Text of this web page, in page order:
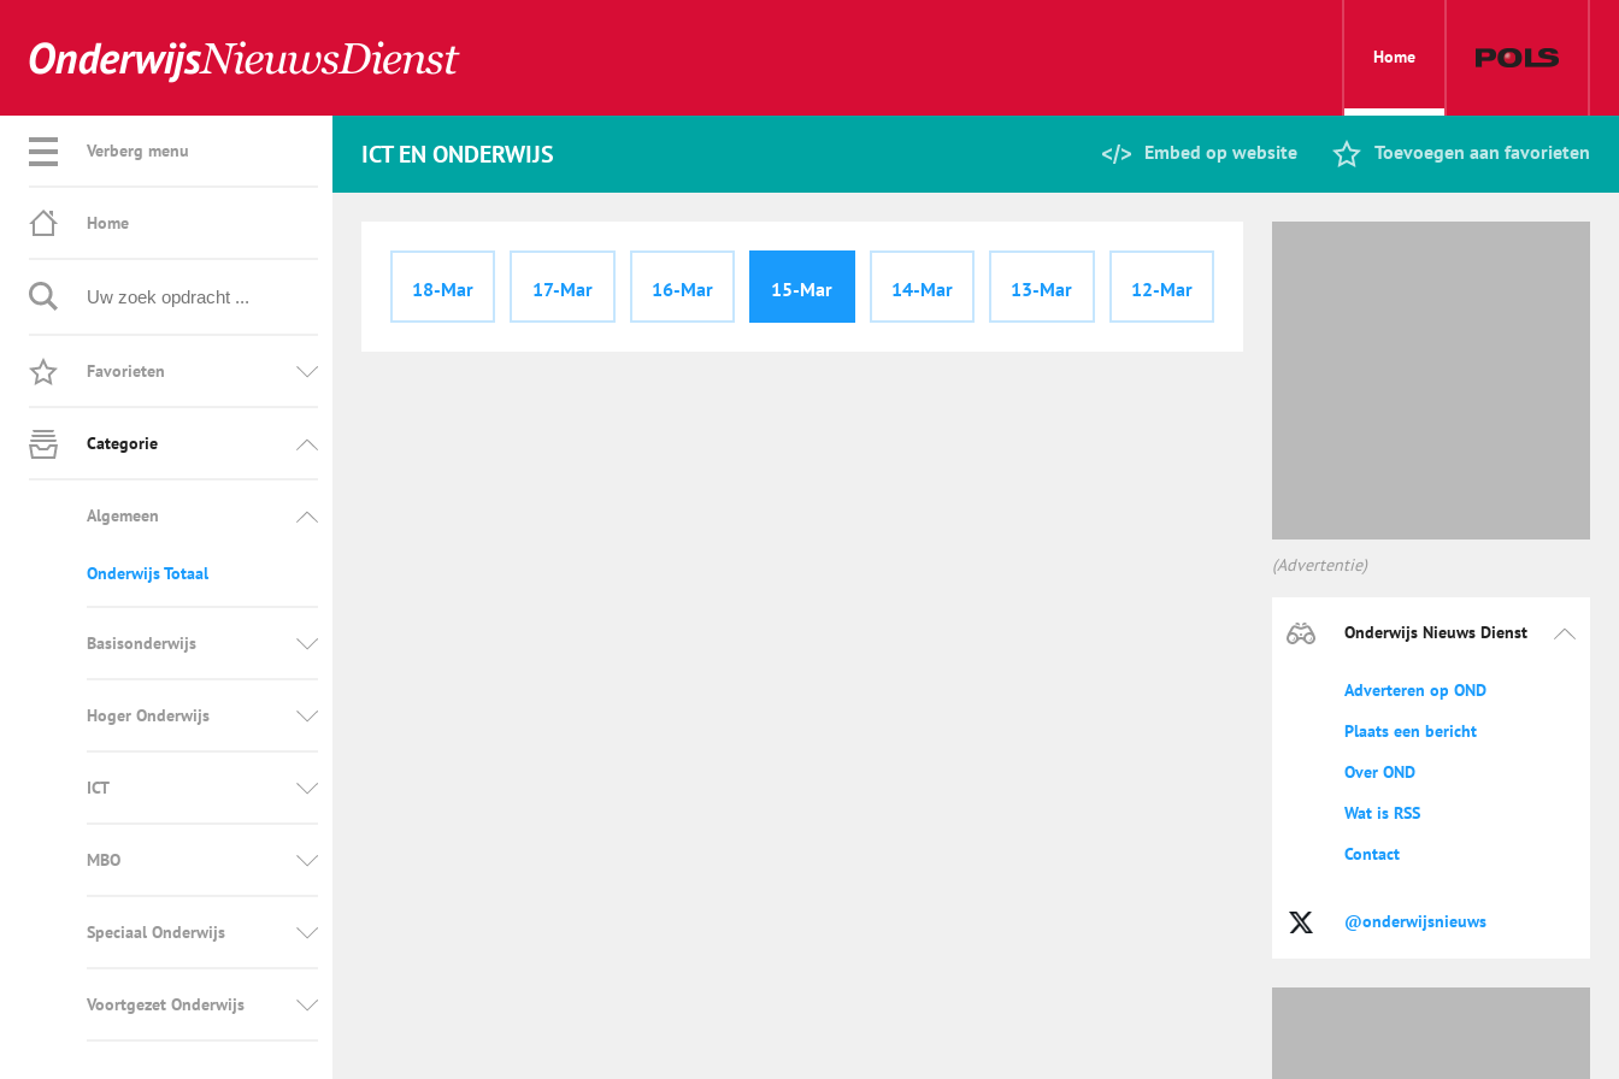
Home
Verberg menu
Home
Favorieten
Categorie
Algemeen
Onderwijs Totaal
Basisonderwijs
Hoger Onderwijs
ICT
MBO
Speciaal Onderwijs
Voortgezet Onderwijs
ICT EN ONDERWIJS Embed op website Toevoegen aan favorieten
18-Mar 17-Mar 16-Mar 15-Mar 14-Mar 13-Mar 12-Mar
(Advertentie)
Onderwijs Nieuws Dienst
Adverteren op OND
Plaats een bericht
Over OND
Wat is RSS
Contact
@onderwijsnieuws